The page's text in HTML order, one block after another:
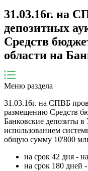
31.03.16г. на
депозитных
Средств
области на
Меню раздела
31.03.16г. на СПВБ
размещению Средств
Банковские депозиты
использованием
общую сумму 10'800
на срок 42 дня -
на срок 180 дней